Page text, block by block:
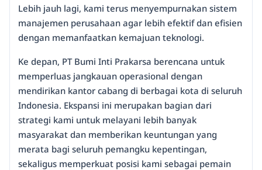
Lebih jauh lagi, kami terus menyempurnakan sistem
manajemen perusahaan agar lebih efektif dan efisien
dengan memanfaatkan kemajuan teknologi.
Ke depan, PT Bumi Inti Prakarsa berencana untuk
memperluas jangkauan operasional dengan
mendirikan kantor cabang di berbagai kota di seluruh
Indonesia. Ekspansi ini merupakan bagian dari
strategi kami untuk melayani lebih banyak
masyarakat dan memberikan keuntungan yang
merata bagi seluruh pemangku kepentingan,
sekaligus memperkuat posisi kami sebagai pemain